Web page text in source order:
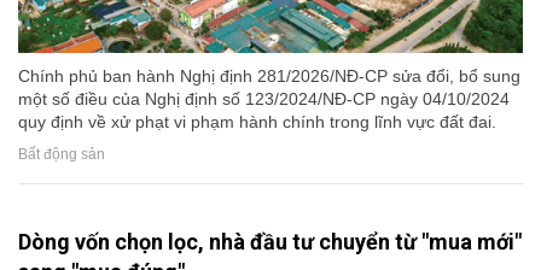
Chính phủ ban hành Nghị định 281/2026/NĐ-CP sửa đổi, bổ sung
một số điều của Nghị định số 123/2024/NĐ-CP ngày 04/10/2024
quy định về xử phạt vi phạm hành chính trong lĩnh vực đất đai.
Bất động sản
Dòng vốn chọn lọc, nhà đầu tư chuyển từ "mua mới"